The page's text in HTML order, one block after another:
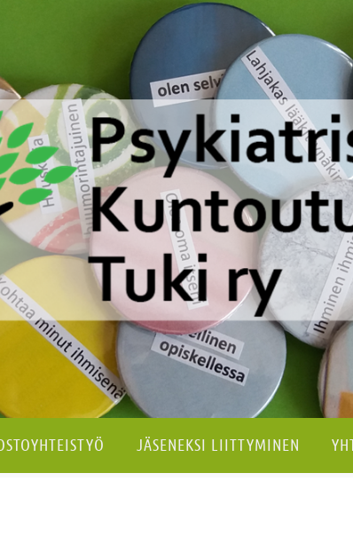
JÄSENEKSI LIITTYMINEN